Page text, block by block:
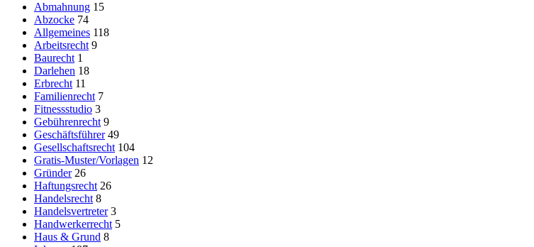
Abmahnung 15
Abzocke 74
Allgemeines 118
Arbeitsrecht 9
Baurecht 1
Darlehen 18
Erbrecht 11
Familienrecht 7
Fitnessstudio 3
Gebührenrecht 9
Geschäftsführer 49
Gesellschaftsrecht 104
Gratis-Muster/Vorlagen 12
Gründer 26
Haftungsrecht 26
Handelsrecht 8
Handelsvertreter 3
Handwerkerrecht 5
Haus & Grund 8